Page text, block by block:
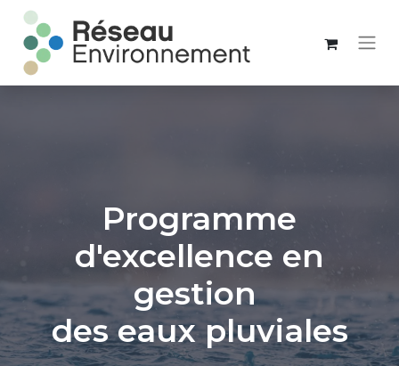
Programme
d'excellence en
gestion
des eaux pluviales